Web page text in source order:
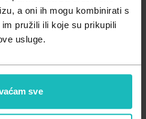
a oni ih mogu kombinirati s
pružili ili koje su prikupili
usluge.
sve